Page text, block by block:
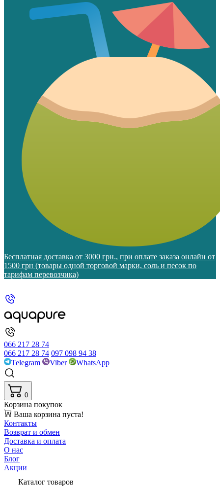
Бесплатная доставка от 3000 грн., при оплате заказа онлайн от
1500 грн (товары одной торговой марки, соль и песок по
тарифам перевозчика)
066 217 28 74
066 217 28 74 097 098 94 38
Telegram
Viber WhatsApp
0
Корзина покупок
Ваша корзина пуста!
Контакты
Возврат и обмен
Доставка и оплата
О нас
Блог
Акции
Каталог товаров